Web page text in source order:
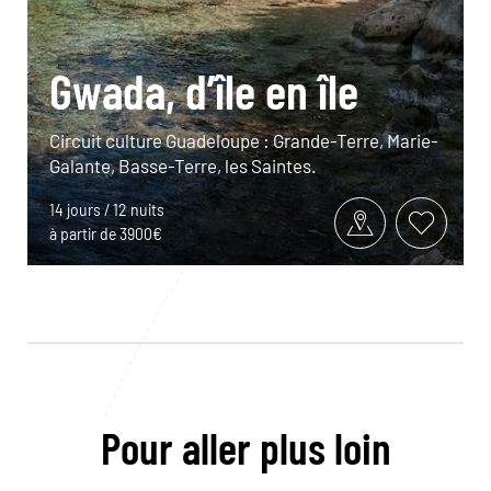
Gwada, d’île en île
Circuit culture Guadeloupe : Grande-Terre, Marie-
Galante, Basse-Terre, les Saintes.
14 jours / 12 nuits
à partir de 3900€
Pour aller plus loin